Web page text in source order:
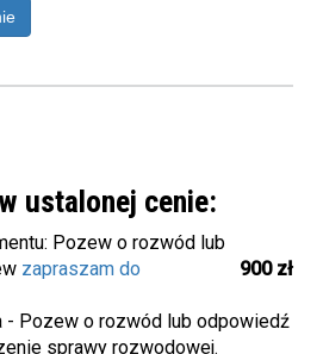
ustalonej cenie:
Pozew o rozwód lub
900 zł
zapraszam do
- Pozew o rozwód lub odpowiedź
sprawy rozwodowej.